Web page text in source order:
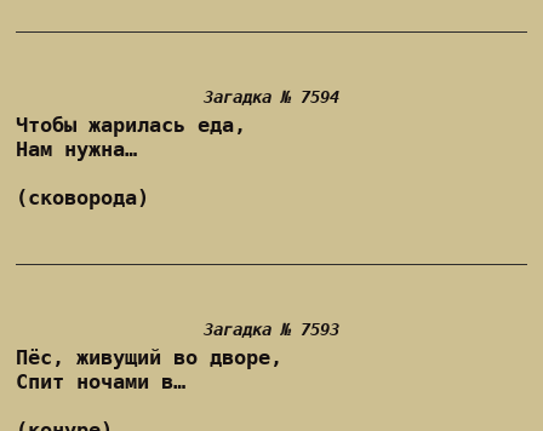
Загадка № 7594
Чтобы жарилась еда,
Нам нужна…
(сковорода)
Загадка № 7593
Пёс, живущий во дворе,
Спит ночами в…